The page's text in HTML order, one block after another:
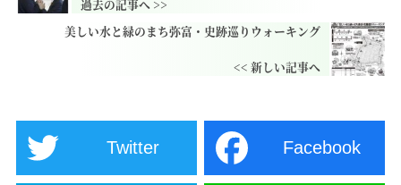
美しい水と緑のまち弥富・史跡巡りウォーキング
Twitter Facebook